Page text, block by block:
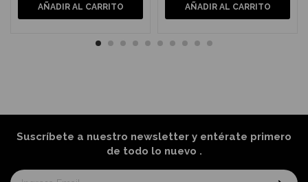
AÑADIR AL CARRITO AÑADIR AL CARRITO
Suscríbete a nuestro newsletter y entérate primero
de todo lo nuevo .
Suscríbase